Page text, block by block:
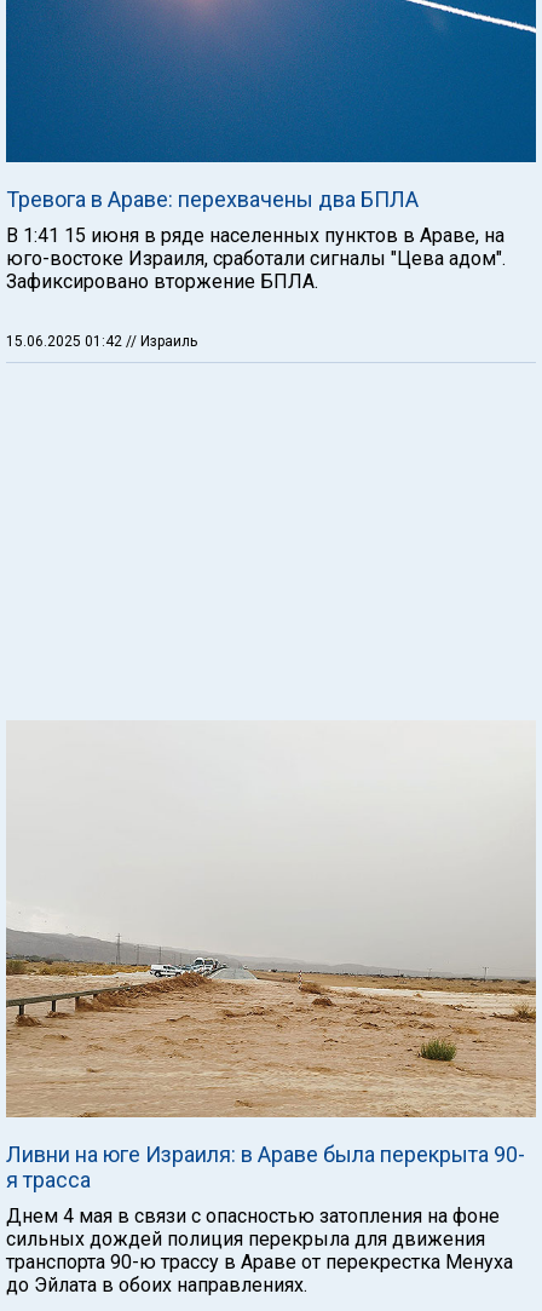
Тревога в Араве: перехвачены два БПЛА
В 1:41 15 июня в ряде населенных пунктов в Араве, на
юго-востоке Израиля, сработали сигналы "Цева адом".
Зафиксировано вторжение БПЛА.
15.06.2025 01:42 // Израиль
Ливни на юге Израиля: в Араве была перекрыта 90-
я трасса
Днем 4 мая в связи с опасностью затопления на фоне
сильных дождей полиция перекрыла для движения
транспорта 90-ю трассу в Араве от перекрестка Менуха
до Эйлата в обоих направлениях.